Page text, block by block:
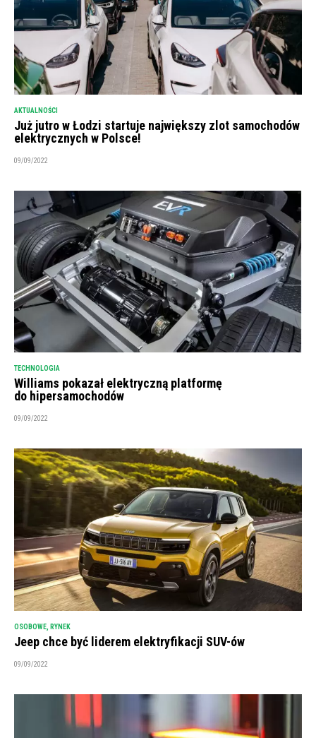
AKTUALNOŚCI
Już jutro w Łodzi startuje największy zlot samochodów
elektrycznych w Polsce!
09/09/2022
TECHNOLOGIA
Williams pokazał elektryczną platformę
do hipersamochodów
09/09/2022
OSOBOWE RYNEK
Jeep chce być liderem elektryfikacji SUV-ów
09/09/2022